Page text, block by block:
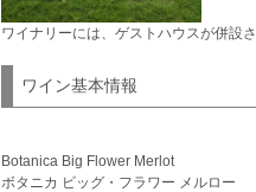
ワイナリーには、ゲストハウスが併設
ワイン基本情報
Botanica Big Flower Merlot
ボタニカ ビッグ・フラワー メルロー